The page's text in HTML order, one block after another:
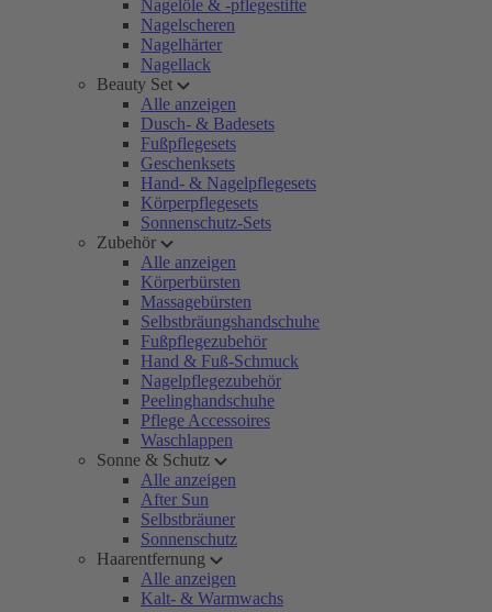
Nagelöle & -pflegestifte
Nagelscheren
Nagelhärter
Nagellack
Beauty Set
Alle anzeigen
Dusch- & Badesets
Fußpflegesets
Geschenksets
Hand- & Nagelpflegesets
Körperpflegesets
Sonnenschutz-Sets
Zubehör
Alle anzeigen
Körperbürsten
Massagebürsten
Selbstbräungshandschuhe
Fußpflegezubehör
Hand & Fuß-Schmuck
Nagelpflegezubehör
Peelinghandschuhe
Pflege Accessoires
Waschlappen
Sonne & Schutz
Alle anzeigen
After Sun
Selbstbräuner
Sonnenschutz
Haarentfernung
Alle anzeigen
Kalt- & Warmwachs